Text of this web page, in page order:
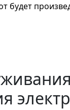
будет